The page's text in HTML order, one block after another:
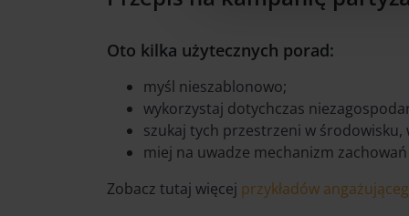
Oto kilka użytecznych porad:
myśl nieszablonowo;
wykorzystaj dotychczas
szukaj tych przestrzeni w
miej na uwadze mechanizm
Zobacz tutaj więcej przykładów